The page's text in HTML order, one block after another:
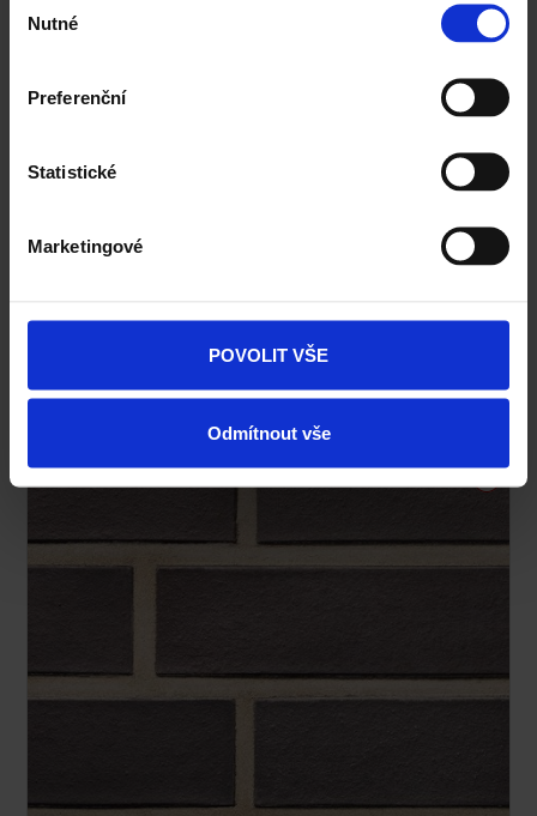
souhlasu
Nutné
Preferenční
Statistické
Marketingové
POVOLIT VŠE
Odmítnout vše
Terca Dorado